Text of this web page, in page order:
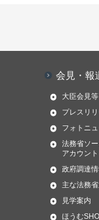
会見・報
大臣会見等
プレスリリ
フォトニュ
法務省ソ
アカウント
政府調達情
主な法務
見学案内
ほうむ